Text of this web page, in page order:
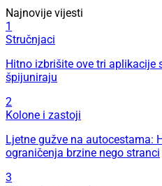
Najnovije vijesti
1
Stručnjaci
Hitno izbrišite ove tri aplikacije
špijuniraju
2
Kolone i zastoji
Ljetne gužve na autocestama:
ograničenja brzine nego stranci
3